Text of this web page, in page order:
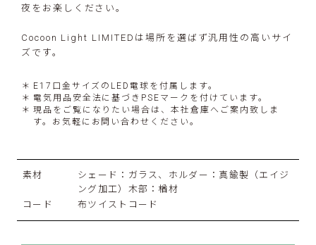
夜をお楽しください。
Cocoon Light LIMITEDは場所を選ばず汎用性の高いサイ
ズです。
E17口金サイズのLED電球を付属します。
電気用品安全法に基づきPSEマークを付けています。
現品をご覧になりたい場合は、本社倉庫へご案内致しま
す。お気軽にお問い合わせください。
素材
シェード：ガラス、ホルダー：真鍮製（エイジ
ング加工）木部：楢材
コード
布ツイストコード